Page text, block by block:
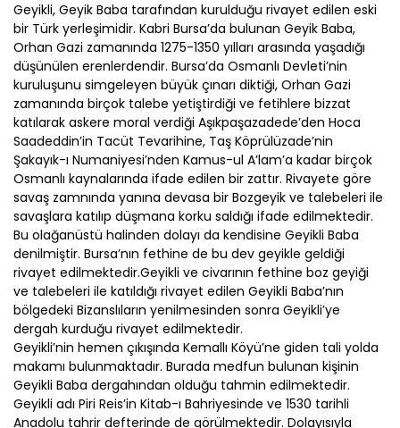
Geyikli, Geyik Baba tarafından kurulduğu rivayet edilen eski
bir Türk yerleşimidir. Kabri Bursa’da bulunan Geyik Baba,
Orhan Gazi zamanında 1275-1350 yılları arasında yaşadığı
düşünülen erenlerdendir. Bursa’da Osmanlı Devleti’nin
kuruluşunu simgeleyen büyük çınarı diktiği, Orhan Gazi
zamanında birçok talebe yetiştirdiği ve fetihlere bizzat
katılarak askere moral verdiği Aşıkpaşazadede’den Hoca
Saadeddin’in Tacüt Tevarihine, Taş Köprülüzade’nin
Şakayık-ı Numaniyesi’nden Kamus-ul A’lam’a kadar birçok
Osmanlı kaynalarında ifade edilen bir zattır. Rivayete göre
savaş zamnında yanına devasa bir Bozgeyik ve talebeleri ile
savaşlara katılıp düşmana korku saldığı ifade edilmektedir.
Bu olağanüstü halinden dolayı da kendisine Geyikli Baba
denilmiştir. Bursa’nın fethine de bu dev geyikle geldiği
rivayet edilmektedir.Geyikli ve civarının fethine boz geyiği
ve talebeleri ile katıldığı rivayet edilen Geyikli Baba’nın
bölgedeki Bizanslıların yenilmesinden sonra Geyikli’ye
dergah kurduğu rivayet edilmektedir.
Geyikli’nin hemen çıkışında Kemallı Köyü’ne giden tali yolda
makamı bulunmaktadır. Burada medfun bulunan kişinin
Geyikli Baba dergahından olduğu tahmin edilmektedir.
Geyikli adı Piri Reis’in Kitab-ı Bahriyesinde ve 1530 tarihli
Anadolu tahrir defterinde de görülmektedir. Dolayısıyla